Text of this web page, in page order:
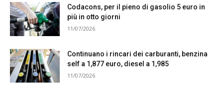
Codacons, per il pieno di gasolio 5 euro in
più in otto giorni
11/07/2026
Continuano i rincari dei carburanti, benzina
self a 1,877 euro, diesel a 1,985
11/07/2026